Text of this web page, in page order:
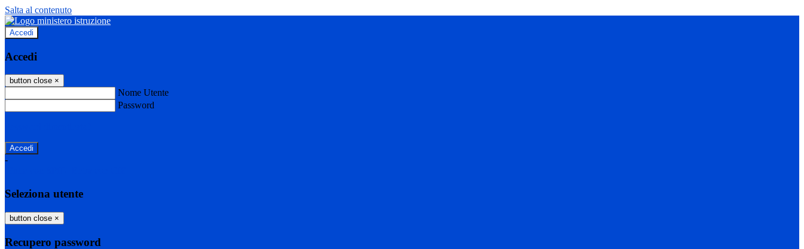
Salta al contenuto
Accedi
Accedi
button close ×
Nome Utente
Password
-
Seleziona utente
button close ×
Recupero password